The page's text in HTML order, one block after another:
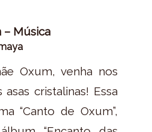
Música
Oxum, venha nos
cristalinas! Essa
“Canto de Oxum”,